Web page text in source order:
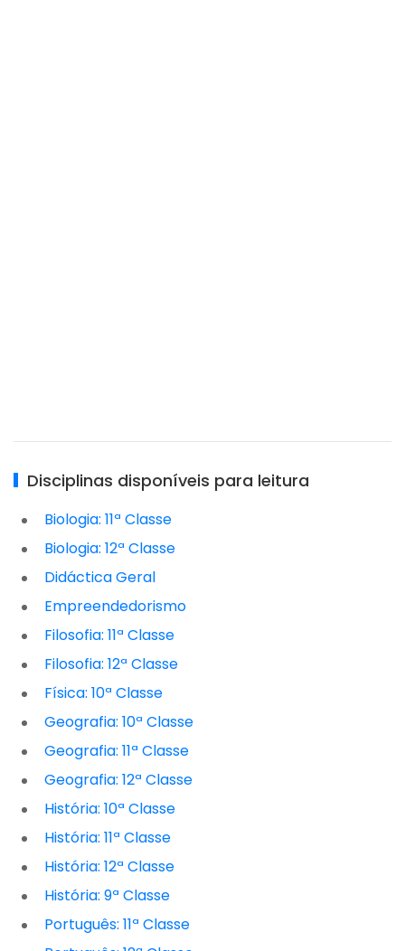
Disciplinas disponíveis para leitura
Biologia: 11ª Classe
Biologia: 12ª Classe
Didáctica Geral
Empreendedorismo
Filosofia: 11ª Classe
Filosofia: 12ª Classe
Física: 10ª Classe
Geografia: 10ª Classe
Geografia: 11ª Classe
Geografia: 12ª Classe
História: 10ª Classe
História: 11ª Classe
História: 12ª Classe
História: 9ª Classe
Português: 11ª Classe